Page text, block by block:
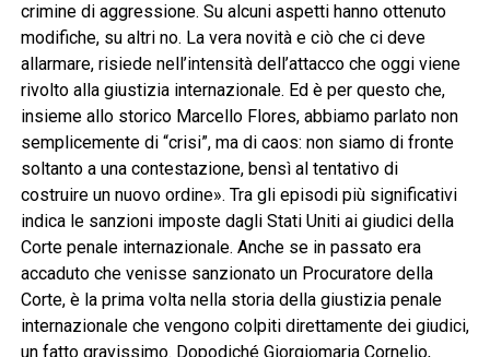
crimine di aggressione. Su alcuni aspetti hanno ottenuto
modifiche, su altri no. La vera novità e ciò che ci deve
allarmare, risiede nell’intensità dell’attacco che oggi viene
rivolto alla giustizia internazionale. Ed è per questo che,
insieme allo storico Marcello Flores, abbiamo parlato non
semplicemente di “crisi”, ma di caos: non siamo di fronte
soltanto a una contestazione, bensì al tentativo di
costruire un nuovo ordine». Tra gli episodi più significativi
indica le sanzioni imposte dagli Stati Uniti ai giudici della
Corte penale internazionale. Anche se in passato era
accaduto che venisse sanzionato un Procuratore della
Corte, è la prima volta nella storia della giustizia penale
internazionale che vengono colpiti direttamente dei giudici,
un fatto gravissimo. Dopodiché Giorgiomaria Cornelio,